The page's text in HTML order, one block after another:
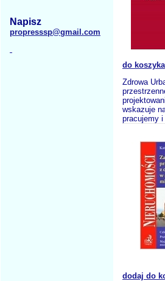
Napisz
propresssp@gmail.com
do koszyka
Zdrowa
wskazuje
pracujemy
dodaj do